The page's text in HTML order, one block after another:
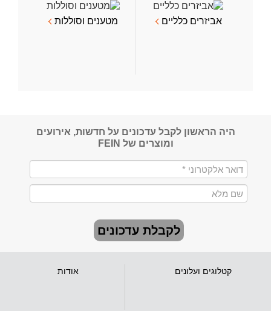
אביזרים כלליים מטענים וסוללות
היה הראשון לקבל עדכונים על חדשות, אירועים
ומוצרים של FEIN
לקבלת עדכונים
קטלוגים ועלונים אודות